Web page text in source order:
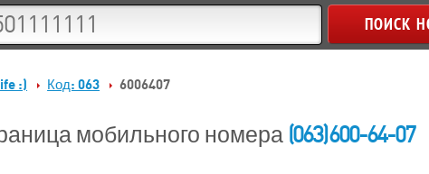
:) Код: 063 6006407
мобильного номера (063) 600-64-07